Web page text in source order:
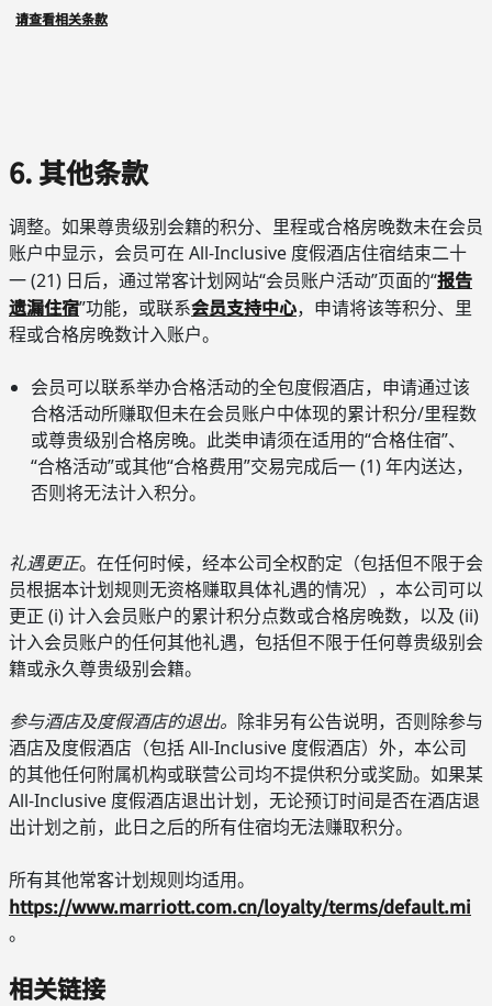
请查看相关条款
6. 其他条款
调整。如果尊贵级别会籍的积分、里程或合格房晚数未在会员
账户中显示，会员可在 All-Inclusive 度假酒店住宿结束二十
一 (21) 日后，通过常客计划网站“会员账户活动”页面的“报告
遗漏住宿”功能，或联系会员支持中心，申请将该等积分、里
程或合格房晚数计入账户。
会员可以联系举办合格活动的全包度假酒店，申请通过该
合格活动所赚取但未在会员账户中体现的累计积分/里程数
或尊贵级别合格房晚。此类申请须在适用的“合格住宿”、
“合格活动”或其他“合格费用”交易完成后一 (1) 年内送达，
否则将无法计入积分。
礼遇更正。在任何时候，经本公司全权酌定（包括但不限于会
员根据本计划规则无资格赚取具体礼遇的情况），本公司可以
更正 (i) 计入会员账户的累计积分点数或合格房晚数，以及 (ii)
计入会员账户的任何其他礼遇，包括但不限于任何尊贵级别会
籍或永久尊贵级别会籍。
参与酒店及度假酒店的退出。 除非另有公告说明，否则除参与
酒店及度假酒店（包括 All-Inclusive 度假酒店）外，本公司
的其他任何附属机构或联营公司均不提供积分或奖励。如果某
All-Inclusive 度假酒店退出计划，无论预订时间是否在酒店退
出计划之前，此日之后的所有住宿均无法赚取积分。
所有其他常客计划规则均适用。
https://www.marriott.com.cn/loyalty/terms/default.mi
。
相关链接